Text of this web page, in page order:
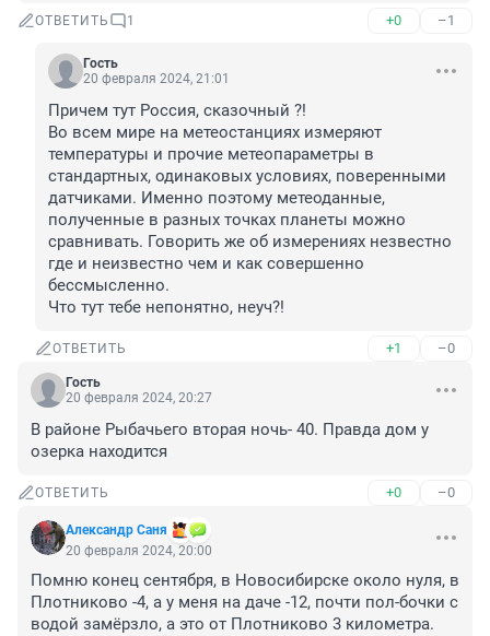
ОТВЕТИТЬ 1 +0 –1
Гость
20 февраля 2024, 21:01
Причем тут Россия, сказочный ?!
Во всем мире на метеостанциях измеряют
температуры и прочие метеопараметры в
стандартных, одинаковых условиях, поверенными
датчиками. Именно поэтому метеоданные,
полученные в разных точках планеты можно
сравнивать. Говорить же об измерениях незвестно
где и неизвестно чем и как совершенно
бессмысленно.
Что тут тебе непонятно, неуч?!
ОТВЕТИТЬ +1 –0
Гость
20 февраля 2024, 20:27
В районе Рыбачьего вторая ночь- 40. Правда дом у
озерка находится
ОТВЕТИТЬ +0 –0
Александр Саня
20 февраля 2024, 20:00
Помню конец сентября, в Новосибирске около нуля, в
Плотниково -4, а у меня на даче -12, почти пол-бочки с
водой замёрзло, а это от Плотниково 3 километра.